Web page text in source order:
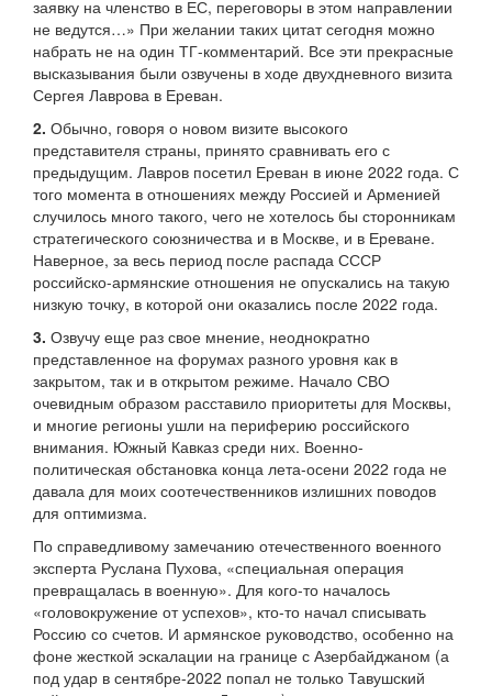
заявку на членство в ЕС, переговоры в этом направлении
не ведутся…» При желании таких цитат сегодня можно
набрать не на один ТГ-комментарий. Все эти прекрасные
высказывания были озвучены в ходе двухдневного визита
Сергея Лаврова в Ереван.
2. Обычно, говоря о новом визите высокого
представителя страны, принято сравнивать его с
предыдущим. Лавров посетил Ереван в июне 2022 года. С
того момента в отношениях между Россией и Арменией
случилось много такого, чего не хотелось бы сторонникам
стратегического союзничества и в Москве, и в Ереване.
Наверное, за весь период после распада СССР
российско-армянские отношения не опускались на такую
низкую точку, в которой они оказались после 2022 года.
3. Озвучу еще раз свое мнение, неоднократно
представленное на форумах разного уровня как в
закрытом, так и в открытом режиме. Начало СВО
очевидным образом расставило приоритеты для Москвы,
и многие регионы ушли на периферию российского
внимания. Южный Кавказ среди них. Военно-
политическая обстановка конца лета-осени 2022 года не
давала для моих соотечественников излишних поводов
для оптимизма.
По справедливому замечанию отечественного военного
эксперта Руслана Пухова, «специальная операция
превращалась в военную». Для кого-то началось
«головокружение от успехов», кто-то начал списывать
Россию со счетов. И армянское руководство, особенно на
фоне жесткой эскалации на границе с Азербайджаном (а
под удар в сентябре-2022 попал не только Тавушский